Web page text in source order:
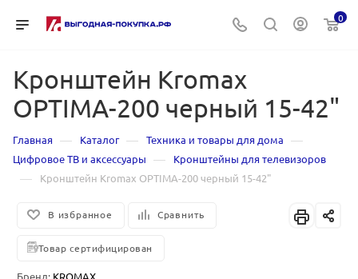
0
Кронштейн Kromax
OPTIMA-200 черный 15-42"
Главная — Каталог — Техника и товары для дома —
Цифровое ТВ и аксессуары — Кронштейны для телевизоров
— Кронштейн Kromax OPTIMA-200 черный 15-42"
В избранное Сравнить
Товар сертифицирован
Бренд: KROMAX